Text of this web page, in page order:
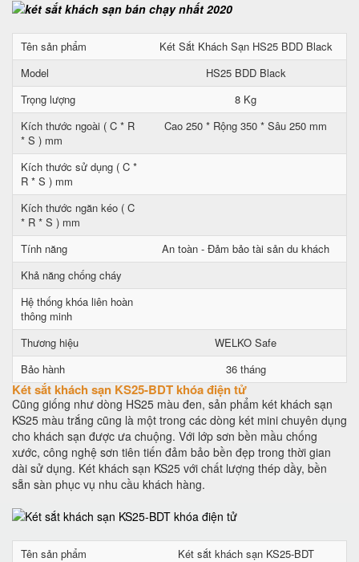
Tên sản phẩm
Két Sắt Khách Sạn HS25 BDD Black
Model
HS25 BDD Black
Trọng lượng
8 Kg
Kích thước ngoài ( C * R
* S ) mm
Cao 250 * Rộng 350 * Sâu 250 mm
Kích thước sử dụng ( C *
R * S ) mm
Kích thước ngăn kéo ( C
* R * S ) mm
Tính năng
An toàn - Đảm bảo tài sản du khách
Khả năng chống cháy
Hệ thống khóa liên hoàn
thông minh
Thương hiệu
WELKO Safe
Bảo hành
36 tháng
Két sắt khách sạn KS25-BDT khóa điện tử
Cũng giống như dòng HS25 màu đen, sản phẩm két khách sạn
KS25 màu trắng cũng là một trong các dòng két mini chuyên dụng
cho khách sạn được ưa chuộng. Với lớp sơn bền mầu chống
xước, công nghệ sơn tiên tiến đảm bảo bền đẹp trong thời gian
dài sử dụng. Két khách sạn KS25 với chất lượng thép dầy, bền
sẵn sàn phục vụ nhu cầu khách hàng.
Tên sản phẩm
Két sắt khách sạn KS25-BDT